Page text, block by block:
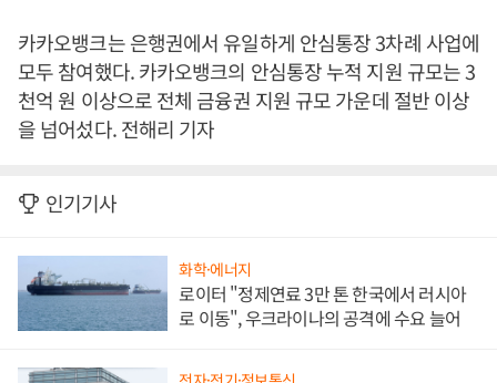
카카오뱅크는 은행권에서 유일하게 안심통장 3차례 사업에
모두 참여했다. 카카오뱅크의 안심통장 누적 지원 규모는 3
천억 원 이상으로 전체 금융권 지원 규모 가운데 절반 이상
을 넘어섰다. 전해리 기자
인기기사
화학·에너지
로이터 "정제연료 3만 톤 한국에서 러시아
로 이동", 우크라이나의 공격에 수요 늘어